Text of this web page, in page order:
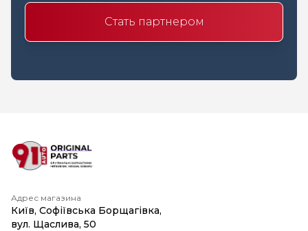
Стать партнером
Адрес магазина
Київ, Софіївська Борщагівка,
вул. Щаслива, 50